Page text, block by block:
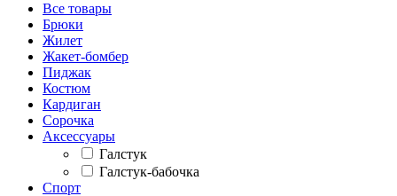
Все товары
Брюки
Жилет
Жакет-бомбер
Пиджак
Костюм
Кардиган
Сорочка
Аксессуары
Галстук
Галстук-бабочка
Спорт